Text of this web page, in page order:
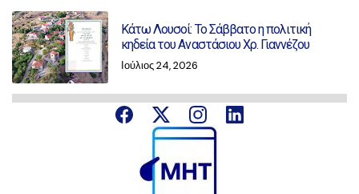
Κάτω Λουσοί: Το Σάββατο η πολιτική
κηδεία του Αναστάσιου Χρ. Γιαννέζου
Ιούλιος 24, 2026